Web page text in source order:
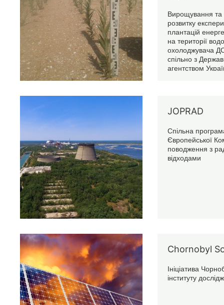
Вирощування та
розвитку
плантацій
на території
охолоджувача
спільно з
агентством
JOPRAD
Спільна
Європейської
поводження з
відходами
Chornobyl
Ініціатива
інституту